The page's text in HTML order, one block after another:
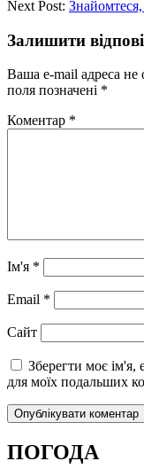
Next Post:
Залишити
Ваша e-mail адреса
поля позначені *
Коментар *
Ім'я *
Email *
Сайт
Зберегти моє ім'я,
для моїх подальших
ПОГОДА